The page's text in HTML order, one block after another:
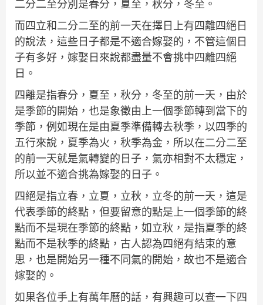
二分二至分別是春分，夏至，秋分，冬至。
而四立和二分二至的前一天在擇日上有四離四絕日
的說法，這些日子都是不適合嫁娶的，不管這個日
子有多好，嫁娶日來說都盡量不會挑中四離四絕
日。
四離是指春分，夏至，秋分，冬至的前一天，由於
是季節的開始，也是象徵由上一個季節轉到當下的
季節，例如現在是由夏季準備轉去秋季，以四季的
五行來說，夏季為火，秋季為金，所以在二分二至
的前一天就是氣轉變的日子，氣亦相對不太穩定，
所以並不適合挑為嫁娶的日子。
四絕是指立春，立夏，立秋，立冬的前一天，這是
代表季節的終點，但要留意的點是上一個季節的終
點而不是現在季節的終點，如立秋，是指夏季的終
點而不是秋季的終點，古人認為四絕有結束的意
思，也是開始另一種不同氣的開始，故也不是適合
嫁娶的。
如果各位手上有萬年曆的話，有興趣可以查一下四